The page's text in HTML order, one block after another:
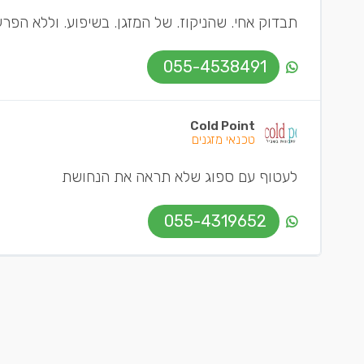
תבדוק אחי. שהניקוז. של המזגן. בשיפוע. וללא
055-4538491
Cold Point
טכנאי מזגנים
לעטוף עם ספוג שלא תראה את הנחושת
055-4319652